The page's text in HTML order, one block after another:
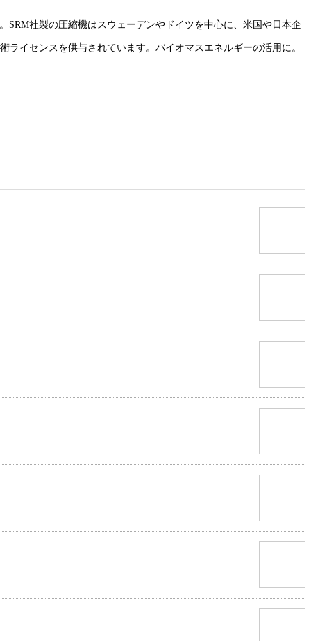
社製の圧縮機はスウェーデンやドイツを中心に、米国や日本企
イセンスを供与されています。バイオマスエネルギーの活用に。